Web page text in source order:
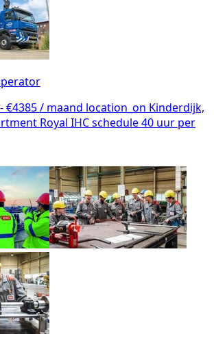
€4385 / maand location_on Kinderdijk,
Royal IHCschedule40 uur per